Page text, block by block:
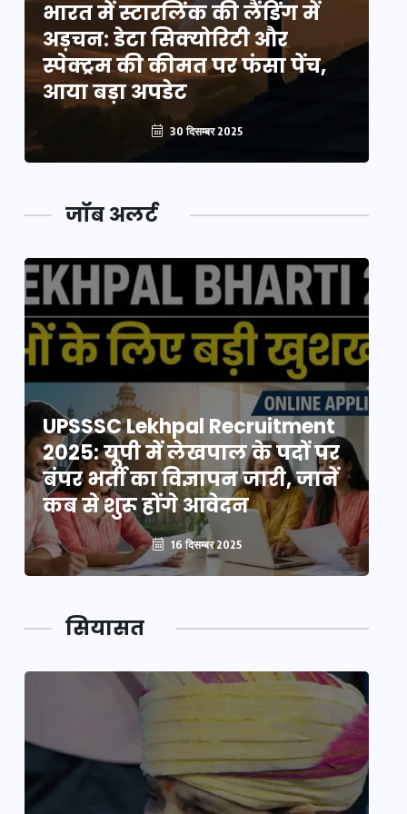
भारत में स्टारलिंक की लैंडिंग में
अड़चन: डेटा सिक्योरिटी और
स्पेक्ट्रम की कीमत पर फंसा पेंच,
आया बड़ा अपडेट
30 दिसम्बर 2025
जॉब अलर्ट
UPSSSC Lekhpal Recruitment
2025: यूपी में लेखपाल के पदों पर
बंपर भर्ती का विज्ञापन जारी, जानें
कब से शुरू होंगे आवेदन
16 दिसम्बर 2025
सियासत